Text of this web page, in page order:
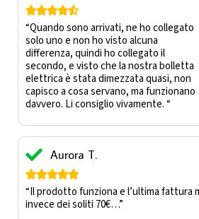

“Quando sono arrivati, ne ho collegato
solo uno e non ho visto alcuna
differenza, quindi ho collegato il
secondo, e visto che la nostra bolletta
elettrica è stata dimezzata quasi, non
capisco a cosa servano, ma funzionano
davvero. Li consiglio vivamente. “
Aurora T.

“Il prodotto funziona e l’ultima fattura
invece dei soliti 70€…”